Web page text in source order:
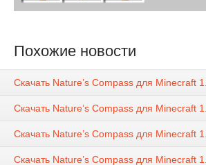
Похожие новости
Скачать Nature’s Compass для Minecraft
Скачать Nature’s Compass для Minecraft
Скачать Nature’s Compass для Minecraft
Скачать Nature’s Compass для Minecraft